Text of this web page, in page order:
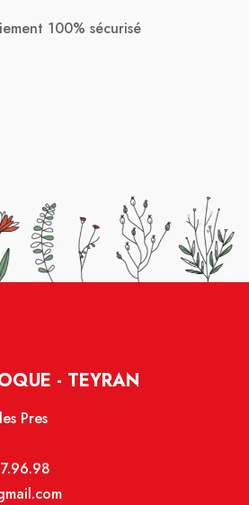
100% sécurisé
- TEYRAN
Pres